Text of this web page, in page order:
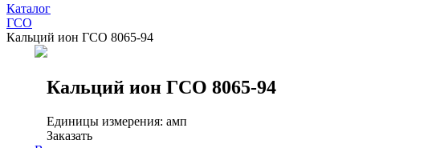
Каталог
ГСО
Кальций ион ГСО 8065-94
Кальций ион ГСО 8065-94
Единицы измерения: амп
Заказать